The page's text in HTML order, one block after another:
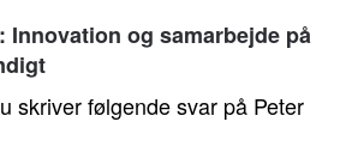
Innovation og samarbejde på
skriver følgende svar på Peter